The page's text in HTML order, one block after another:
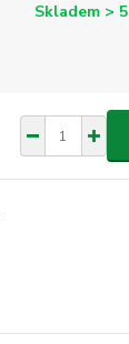
Skladem >